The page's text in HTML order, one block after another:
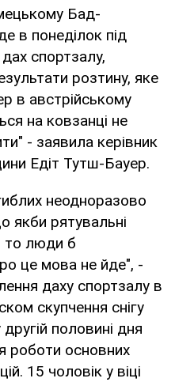
Бад-
в понеділок під
спортзалу,
розтину, яке
в австрійському
на ковзанці не
- заявила керівник
Едіт Тутш-Бауер.
неодноразово
якби рятувальні
то люди б
це мова не йде", -
даху спортзалу в
скупчення снігу
половині дня
роботи основних
15 чоловік у віці